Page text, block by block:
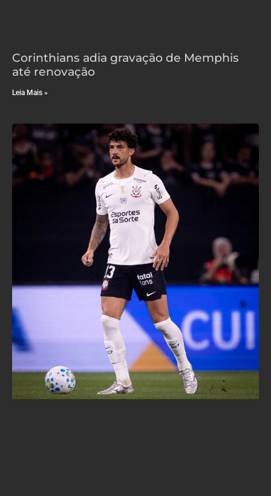
Corinthians adia gravação de Memphis
até renovação
Leia Mais »